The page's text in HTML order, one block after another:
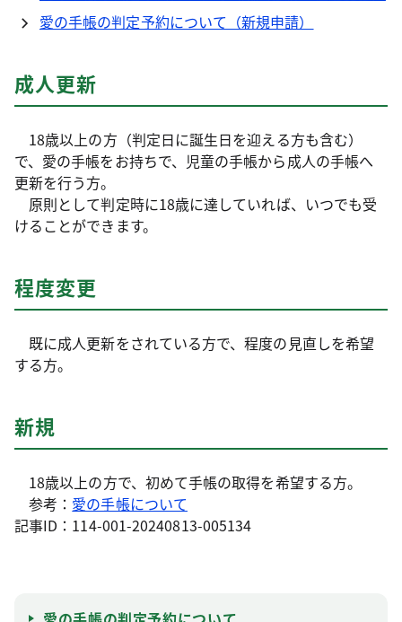
愛の手帳の判定予約について（新規申請）
成人更新
18歳以上の方（判定日に誕生日を迎える方も含む）
で、愛の手帳をお持ちで、児童の手帳から成人の手帳へ
更新を行う方。
原則として判定時に18歳に達していれば、いつでも受
けることができます。
程度変更
既に成人更新をされている方で、程度の見直しを希望
する方。
新規
18歳以上の方で、初めて手帳の取得を希望する方。
参考： 愛の手帳について
記事ID：114-001-20240813-005134